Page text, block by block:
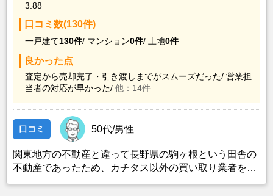
3.88
口コミ数(130件)
一戸建て130件/ マンション0件/ 土地0件
良かった点
査定から売却完了・引き渡しまでがスムーズだった/ 営業担
当者の対応が早かった/ 他：14件
口コミ 50代/男性
関東地方の不動産と違って長野県の駒ヶ根という田舎の
不動産であったため、カチタス以外の買い取り業者をみ